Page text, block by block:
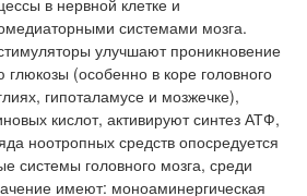
системами мозга.
улучшают проникновение
(особенно в коре головного
гипоталамусе и мозжечке),
кислот, активируют синтез АТФ,
ноотропных средств опосредуется
системы головного мозга, среди
имеют: моноаминергическая